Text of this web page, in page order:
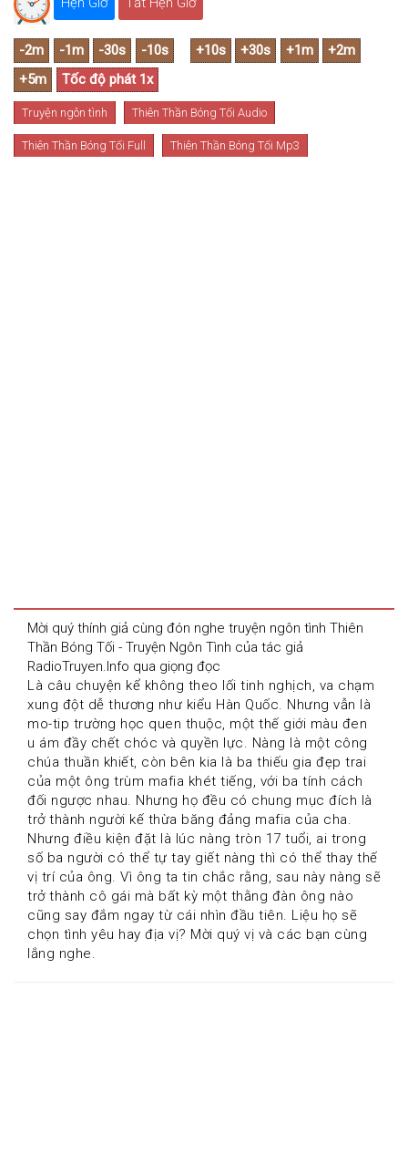
Truyện ngôn tình Thiên Thần Bóng Tối Audio
Thiên Thần Bóng Tối Full Thiên Thần Bóng Tối Mp3
Mời quý thính giả cùng đón nghe truyện ngôn tình Thiên
Thần Bóng Tối - Truyện Ngôn Tình của tác giả
RadioTruyen.Info qua giọng đọc
Là câu chuyện kể không theo lối tinh nghịch, va chạm
xung đột dễ thương như kiểu Hàn Quốc. Nhưng vẫn là
mo-tip trường học quen thuộc, một thế giới màu đen
u ám đầy chết chóc và quyền lực. Nàng là một công
chúa thuần khiết, còn bên kia là ba thiếu gia đẹp trai
của một ông trùm mafia khét tiếng, với ba tính cách
đối ngược nhau. Nhưng họ đều có chung mục đích là
trở thành người kế thừa băng đảng mafia của cha.
Nhưng điều kiện đặt là lúc nàng tròn 17 tuổi, ai trong
số ba người có thể tự tay giết nàng thì có thể thay thế
vị trí của ông. Vì ông ta tin chắc rằng, sau này nàng sẽ
trở thành cô gái mà bất kỳ một thằng đàn ông nào
cũng say đắm ngay từ cái nhìn đầu tiên. Liệu họ sẽ
chọn tình yêu hay địa vị? Mời quý vị và các bạn cùng
lắng nghe.